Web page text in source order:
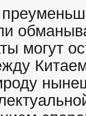
могут